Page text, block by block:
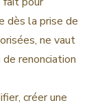
dès la prise de
ne vaut
renonciation
créer une